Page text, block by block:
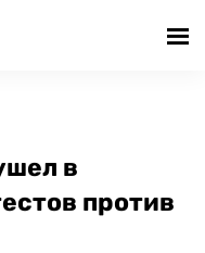
в
против